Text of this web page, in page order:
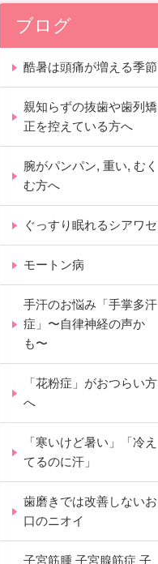
ブログ
酷暑は頭痛が増える季節
親知らずの抜歯や歯列矯
正を控えている方へ
腕がパンパン, 重い, むく
む方へ
ぐっすり眠れるシアワセ
モートン病
手汗のお悩み「手掌多汗
症」〜自律神経の声か
も〜
「花粉症」がおつらい方
へ
「寒いけど暑い」「冷え
てるのに汗」
歯磨きでは改善しないお
口のニオイ
子宮筋腫 子宮腺筋症 子